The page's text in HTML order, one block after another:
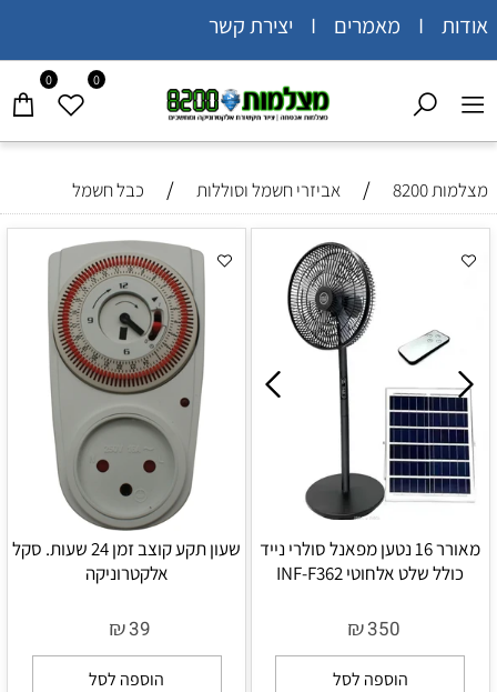
אודות I מאמרים I יצירת קשר
0 0
מצלמות 8200 / אביזרי חשמל וסוללות / כבל חשמל
מאורר 16 נטען מפאנל סולרי נייד
כולל שלט אלחוטי INF-F362
₪350
הוספה לסל
שעון תקע קוצב זמן 24 שעות. סקל
אלקטרוניקה
₪39
הוספה לסל